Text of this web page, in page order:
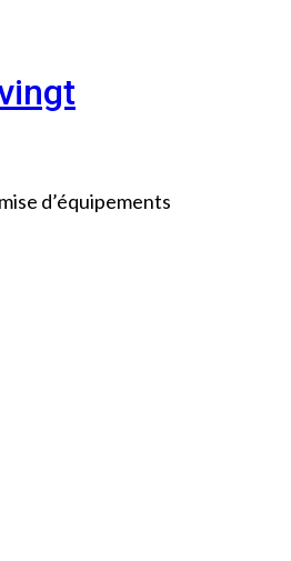
d’équipements